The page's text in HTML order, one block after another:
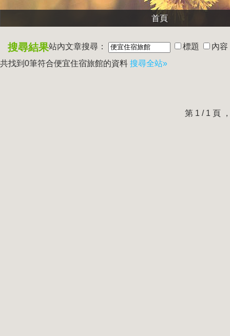
首頁
搜尋結果站內文章搜尋： 標題
內容
共找到0筆符合便宜住宿旅館的資料 搜尋全站»
第 1 / 1